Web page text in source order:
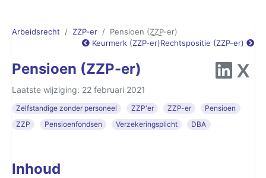
Arbeidsrecht ZZP-er Pensioen (ZZP-er)
Keurmerk (ZZP-er)Rechtspositie (ZZP-er)
Pensioen (ZZP-er)
Laatste wijziging: 22 februari 2021
Zelfstandige zonder personeel ZZP'er ZZP-er
Pensioen
ZZP
Pensioenfondsen Verzekeringsplicht DBA
Inhoud